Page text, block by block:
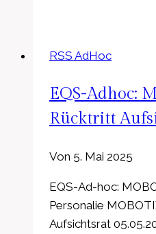
von
und
2025
und
initiiert
RSS AdHoc
EQS-Adhoc:
Rücktritt
Von 5. Mai 2025
EQS-Ad-hoc:
Personalie
Aufsichtsrat